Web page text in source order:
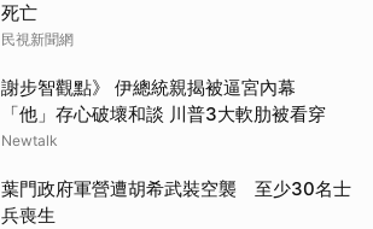
死亡
民視新聞網
謝步智觀點》 伊總統親揭被逼宮內幕
「他」存心破壞和談 川普3大軟肋被看穿
Newtalk
葉門政府軍營遭胡希武裝空襲 至少30名士
兵喪生